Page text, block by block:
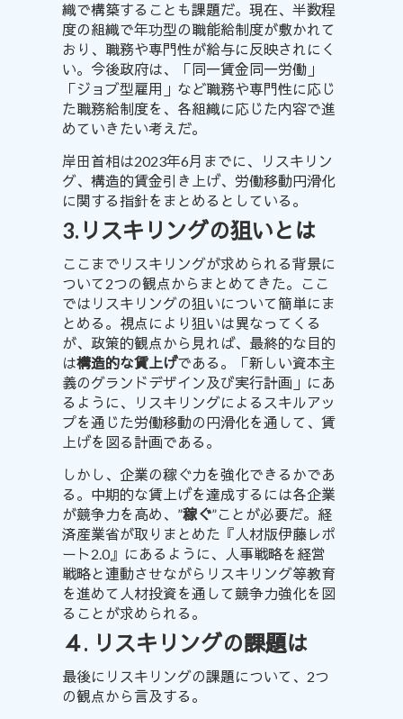
織で構築することも課題だ。現在、半数程
度の組織で年功型の職能給制度が敷かれて
おり 、職務や専門性が給与に反映されにく
い。今後政府は、「同一賃金同一労働」
「ジョブ型雇用」など職務や専門性に応じ
た職務給制度を、各組織に応じた内容で進
めていきたい考えだ。
岸田首相は2023年6月までに、リスキリン
グ、構造的賃金引き上げ、労働移動円滑化
に関する指針をまとめると している 。
3.リスキリングの狙いとは
ここまでリスキリングが求められる背景に
ついて2つの観点からまとめてきた。ここ
ではリスキリングの狙いについて簡単にま
とめる。視点により狙いは異なってくる
が、政策的観点から見れば、最終的な目的
は構造的な賃上げである 。「新しい資本主
義のグランドデザイン及び実行計画 」にあ
るように、リスキリングによるスキルアッ
プを通じた労働移動の円滑化を通して、賃
上げを図る計画である。
しかし、企業の稼ぐ力を強化できるかであ
る。中期的な賃上げを達成するには各企業
が競争力を高め、”稼ぐ”ことが必要だ。経
済産業省が取りまとめた『 人材版伊藤レポ
ート2.0』にあるように、人事戦略を経営
戦略と連動させながらリスキリング等教育
を進めて人材投資を通して競争力強化を図
ることが求められる。
４. リスキリングの課題は
最後にリスキリングの課題について、2つ
の観点から言及する。